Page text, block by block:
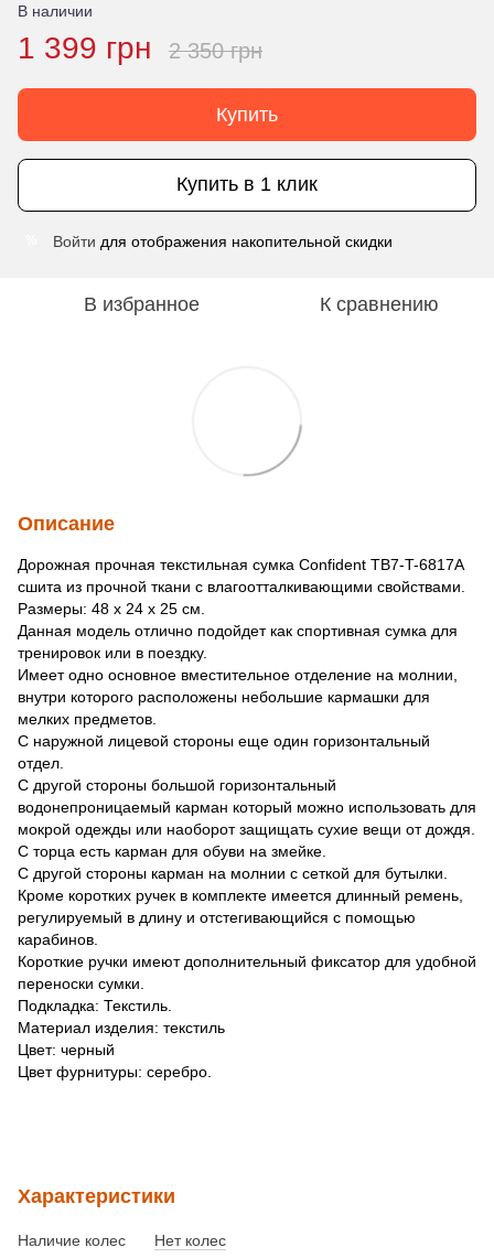
В наличии
1 399 грн 2 350 грн
Купить
Купить в 1 клик
Войти для отображения накопительной скидки
В избранное К сравнению
Описание
Дорожная прочная текстильная сумка Confident TB7-T-6817A
сшита из прочной ткани с влагоотталкивающими свойствами.
Размеры: 48 x 24 x 25 см.
Данная модель отлично подойдет как спортивная сумка для
тренировок или в поездку.
Имеет одно основное вместительное отделение на молнии,
внутри которого расположены небольшие кармашки для
мелких предметов.
С наружной лицевой стороны еще один горизонтальный
отдел.
С другой стороны большой горизонтальный
водонепроницаемый карман который можно использовать для
мокрой одежды или наоборот защищать сухие вещи от дождя.
С торца есть карман для обуви на змейке.
С другой стороны карман на молнии с сеткой для бутылки.
Кроме коротких ручек в комплекте имеется длинный ремень,
регулируемый в длину и отстегивающийся с помощью
карабинов.
Короткие ручки имеют дополнительный фиксатор для удобной
переноски сумки.
Подкладка: Текстиль.
Материал изделия: текстиль
Цвет: черный
Цвет фурнитуры: серебро.
Характеристики
Наличие колес
Нет колес